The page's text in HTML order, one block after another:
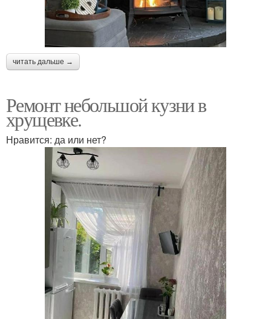
читать дальше →
Ремонт небольшой кузни в
хрущевке.
Нравится: да или нет?